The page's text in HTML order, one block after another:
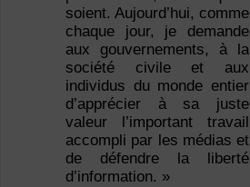
soient. Aujourd’hui, comme
chaque jour, je demande
aux gouvernements, à la
société civile et aux
individus du monde entier
d’apprécier à sa juste
valeur l’important travail
accompli par les médias et
de défendre la liberté
d’information. »